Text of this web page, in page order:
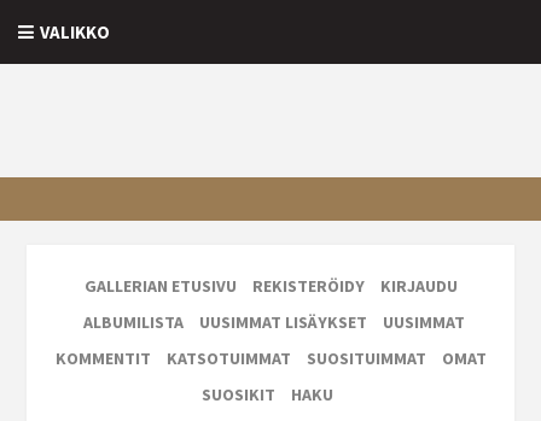
VALIKKO
GALLERIAN ETUSIVU REKISTERÖIDY
KIRJAUDU
ALBUMILISTA
UUSIMMAT LISÄYKSET
UUSIMMAT
KOMMENTIT
KATSOTUIMMAT SUOSITUIMMAT
OMAT
SUOSIKIT
HAKU